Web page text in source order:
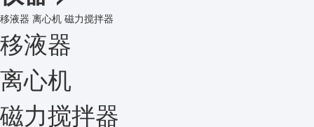
移液器 离心机 磁力搅拌器
移液器
离心机
磁力搅拌器